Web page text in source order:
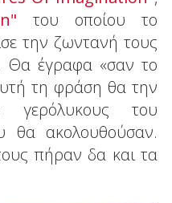
του οποίου το
την ζωντανή τους
Θα έγραφα «σαν το
τη φράση θα την
γερόλυκους του
θα ακολουθούσαν.
πήραν δα και τα